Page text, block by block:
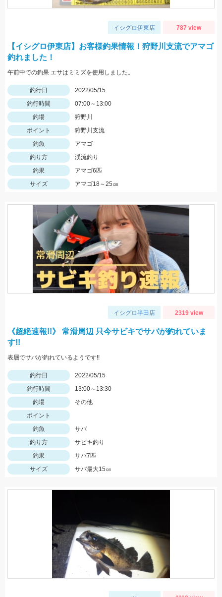
イシグロ伊東店 787 view
【イシグロ伊東店】お客様釣果情報！狩野川支流でアマゴ
釣れました！
午前中での釣果 エサはミミズを使用しました。
釣行日
2022/05/15
釣行時間
07:00～13:00
釣場
狩野川
ポイント
狩野川支流
釣魚
アマゴ
釣り方
渓流釣り
釣果
アマゴ6匹
サイズ
アマゴ18～25㎝
イシグロ半田店 2319 view
《超絶速報!!》 常滑周辺 只今サビキでサバが釣れていま
す!!
表層でサバが釣れているようです!!
釣行日
2022/05/15
釣行時間
13:00～13:30
釣場
その他
ポイント
釣魚
サバ
釣り方
サビキ釣り
釣果
サバ7匹
サイズ
サバ最大15㎝